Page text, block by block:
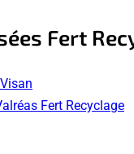
Fert
Fert Recyclage